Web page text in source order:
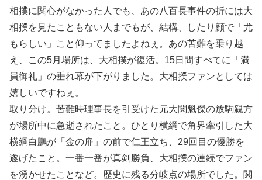
相撲に関心がなかった人でも、あの八百長事件の折には大
相撲を見たこともない人までもが、結構、したり顔で「尤
もらしい」こと仰ってましたよねぇ。あの苦難を乗り越
え、この5月場所は、大相撲が復活。15日間すべてに「満
員御礼」の垂れ幕が下がりました。大相撲ファンとしては
嬉しいですねぇ。
取り分け。苦難時理事長を引受けた元大関魁傑の放駒親方
が場所中に急逝されたこと。ひとり横綱で角界牽引した大
横綱白鵬が「金の扉」の前で仁王立ち、29回目の優勝を
遂げたこと。一番一番が真剣勝負、大相撲の連続でファン
を湧かせたことなど。歴史に残る分岐点の場所でした。関